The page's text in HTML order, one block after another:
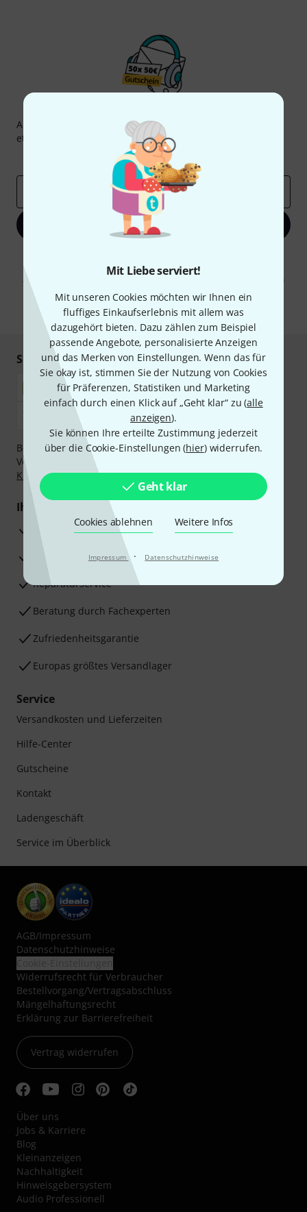
Mit Liebe serviert!
Mit unseren Cookies möchten wir Ihnen ein
fluffiges Einkaufserlebnis mit allem was
dazugehört bieten. Dazu zählen zum Beispiel
passende Angebote, personalisierte Anzeigen
und das Merken von Einstellungen. Wenn das für
Sie okay ist, stimmen Sie der Nutzung von Cookies
für Präferenzen, Statistiken und Marketing
einfach durch einen Klick auf „Geht klar“ zu (alle
anzeigen).
Sie können Ihre erteilte Zustimmung jederzeit
über die Cookie-Einstellungen (hier) widerrufen.
Geht klar
Cookies ablehnen Weitere Infos
Impressum · Datenschutzhinweise
Abonniere den Thomann Newsletter und gewinne mit
etwas Glück einen von
50 Gutscheinen
Inspirierende Beiträge
Deals
Jetzt anmelden
Werbung und einer Messung des E-Mail-Nutzungsverhaltens zu. Die
Abmeldung ist jederzeit möglich. Weitere Informationen finden Sie in
* Pflichtfeld
Sicher einkaufen & bezahlen
Bezahlen Sie vertraulich und sicher per Nachnahme,
Vorkasse, PayPal, Amazon Pay,
Klarna Ratenzahlungoder Kreditkarte.
Ihre Vorteile
3 Jahre Thomann Garantie
30 Tage Money-Back-Garantie
Reparaturservice
Beratung durch Fachexperten
Zufriedenheitsgarantie
Europas größtes Versandlager
Service
Versandkosten und Lieferzeiten
Hilfe-Center
Gutscheine
Kontakt
Ladengeschäft
Service im Überblick
AGB/Impressum
Datenschutzhinweise
Widerrufsrecht für Verbraucher
Bestellvorgang/Vertragsabschluss
Mängelhaftungsrecht
Erklärung zur Barrierefreiheit
Vertrag widerrufen
Über uns
Jobs & Karriere
Blog
Kleinanzeigen
Nachhaltigkeit
Hinweisgebersystem
Audio Professionell